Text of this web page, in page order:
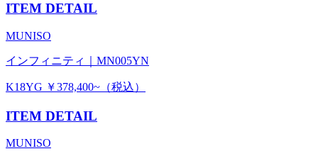
ITEM DETAIL
MUNISO
インフィニティ｜MN005YN
K18YG ￥378,400~（税込）
ITEM DETAIL
MUNISO